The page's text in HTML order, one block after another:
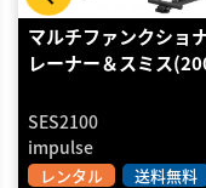
3Dスミスマシン
7333A
KONGOU
レンタル 2段階決済